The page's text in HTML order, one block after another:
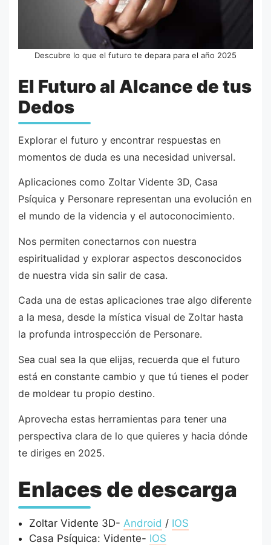
Descubre lo que el futuro te depara para el año 2025
El Futuro al Alcance de tus
Dedos
Explorar el futuro y encontrar respuestas en
momentos de duda es una necesidad universal.
Aplicaciones como Zoltar Vidente 3D, Casa
Psíquica y Personare representan una evolución en
el mundo de la videncia y el autoconocimiento.
Nos permiten conectarnos con nuestra
espiritualidad y explorar aspectos desconocidos
de nuestra vida sin salir de casa.
Cada una de estas aplicaciones trae algo diferente
a la mesa, desde la mística visual de Zoltar hasta
la profunda introspección de Personare.
Sea cual sea la que elijas, recuerda que el futuro
está en constante cambio y que tú tienes el poder
de moldear tu propio destino.
Aprovecha estas herramientas para tener una
perspectiva clara de lo que quieres y hacia dónde
te diriges en 2025.
Enlaces de descarga
Zoltar Vidente 3D- Android / IOS
Casa Psíquica: Vidente- IOS